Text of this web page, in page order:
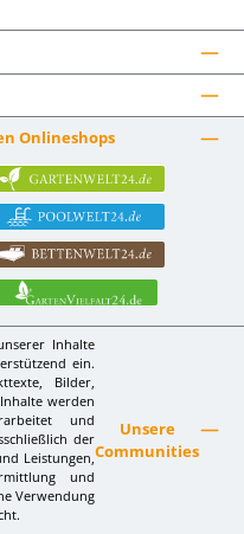
Onlineshops
Inhalte
ein.
Bilder,
werden
und
der
Leistungen,
und
Verwendung
Unsere
Communities